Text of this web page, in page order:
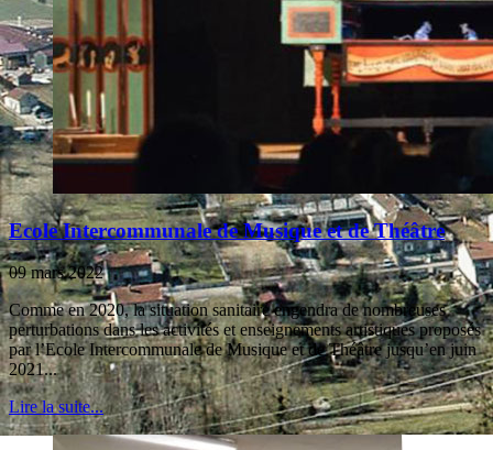
Ecole Intercommunale de Musique et de Théâtre
09 mars 2022
Comme en 2020, la situation sanitaire engendra de nombreuses
perturbations dans les activités et enseignements artistiques proposés
par l’Ecole Intercommunale de Musique et de Théâtre jusqu’en juin
2021...
Lire la suite...